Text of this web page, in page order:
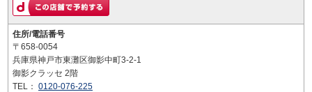
住所/電話番号
〒658-0054
兵庫県神戸市東灘区御影中町3-2-1
御影クラッセ 2階
TEL： 0120-076-225